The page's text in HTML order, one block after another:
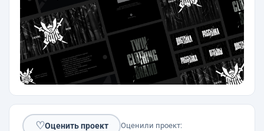
♡Оценить проект Оценили проект: